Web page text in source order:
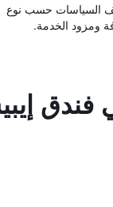
السياسات حسب نوع
ومزود الخدمة.
فندق